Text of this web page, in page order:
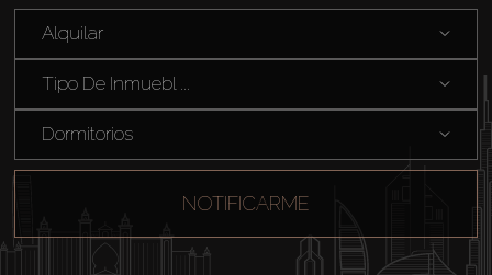
Alquilar
Tipo De Inmuebl ...
Dormitorios
NOTIFICARME